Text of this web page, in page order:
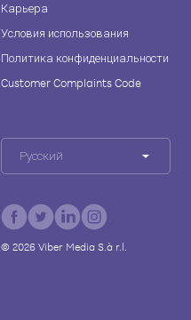
Карьера
Условия использования
Политика конфиденциальности
Customer Complaints Code
Русский
© 2026Viber Media S.à r.l.